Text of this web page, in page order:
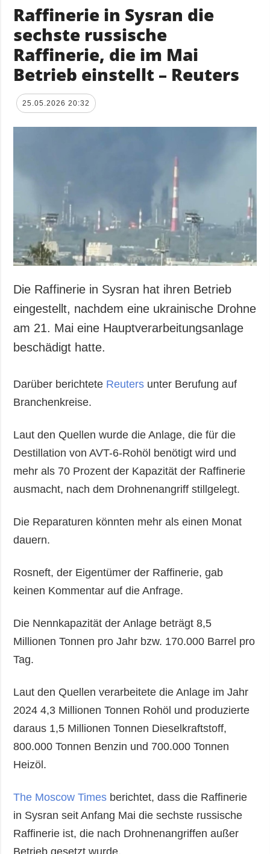
Raffinerie in Sysran die
sechste russische
Raffinerie, die im Mai
Betrieb einstellt – Reuters
25.05.2026 20:32
Die Raffinerie in Sysran hat ihren Betrieb
eingestellt, nachdem eine ukrainische Drohne
am 21. Mai eine Hauptverarbeitungsanlage
beschädigt hatte.
Darüber berichtete Reuters unter Berufung auf
Branchenkreise.
Laut den Quellen wurde die Anlage, die für die
Destillation von AVT-6-Rohöl benötigt wird und
mehr als 70 Prozent der Kapazität der Raffinerie
ausmacht, nach dem Drohnenangriff stillgelegt.
Die Reparaturen könnten mehr als einen Monat
dauern.
Rosneft, der Eigentümer der Raffinerie, gab
keinen Kommentar auf die Anfrage.
Die Nennkapazität der Anlage beträgt 8,5
Millionen Tonnen pro Jahr bzw. 170.000 Barrel pro
Tag.
Laut den Quellen verarbeitete die Anlage im Jahr
2024 4,3 Millionen Tonnen Rohöl und produzierte
daraus 1,5 Millionen Tonnen Dieselkraftstoff,
800.000 Tonnen Benzin und 700.000 Tonnen
Heizöl.
The Moscow Times berichtet, dass die Raffinerie
in Sysran seit Anfang Mai die sechste russische
Raffinerie ist, die nach Drohnenangriffen außer